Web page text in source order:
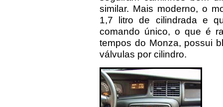
similar. Mais moderno, o
1,7 litro de cilindrada e
comando único, o que é
tempos do Monza, possui
válvulas por cilindro.